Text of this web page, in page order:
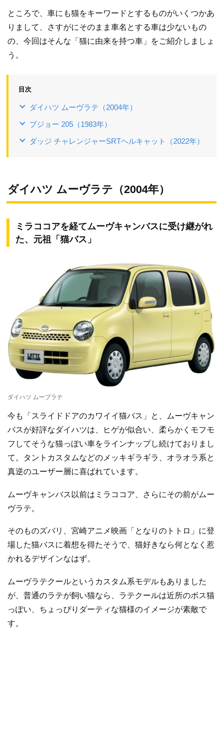
ところで、車にも猫をキーワードとするものがいくつかあ
りまして、さすがにそのまま車名とする車は少ないもの
の、今回はそんな「猫に由来を持つ車」をご紹介しましょ
う。
目次
ダイハツ ムーヴラテ（2004年）
プジョー 205（1983年）
ダッジ チャレンジャーSRTヘルキャット（2022年）
ダイハツ ムーヴラテ（2004年）
ミラココアを経てムーヴキャンバスに受け継がれ
た、元祖「猫バス」
ダイハツ ムーブラテ
今も「スライドドアのカワイイ猫バス」と、ムーヴキャン
バスが好評なダイハツは、ヒゲが似合い、柔らかくモフモ
フしてそうな猫っぽい車をラインナップし続けておりまし
て。タントカスタムなどのメッキギラギラ、オラオラ系と
真逆のユーザー層に喜ばれています。
ムーヴキャンバス以前はミラココア、さらにその前がムー
ヴラテ。
そのものズバリ、宮崎アニメ映画「となりのトトロ」に登
場した猫バスに着想を得たそうで、猫好きなら何となく惹
かれるデザインなはず。
ムーヴラテクールというカスタム系モデルもありました
が、普通のラテが飼い猫なら、ラテクールは近所のボス猫
っぽい、ちょっぴりダーティな猫様のイメージが素敵で
す。